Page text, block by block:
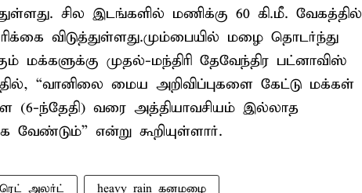
சில இடங்களில் மணிக்கு 60 கி.மீ. வேகத்தில்
விடுத்துள்ளது.மும்பையில் மழை தொடர்ந்து
மக்களுக்கு முதல்-மந்திரி தேவேந்திர பட்னாவிஸ்
“வானிலை மைய அறிவிப்புகளை கேட்டு மக்கள்
ந்தேதி) வரை அத்தியாவசியம் இல்லாத
என்று கூறியுள்ளார்.
ரெட் அலர்ட் heavy rain கனமழை